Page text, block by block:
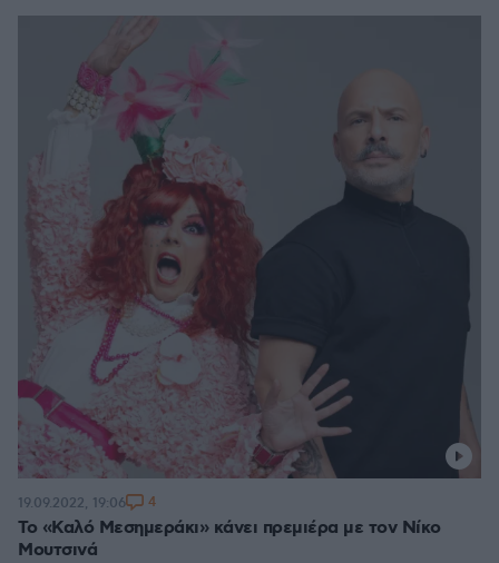
Το «Καλό Μεσημεράκι» κάνει πρεμιέρα με τον Νίκο
Μουτσινά
19.09.2022, 19:06 4